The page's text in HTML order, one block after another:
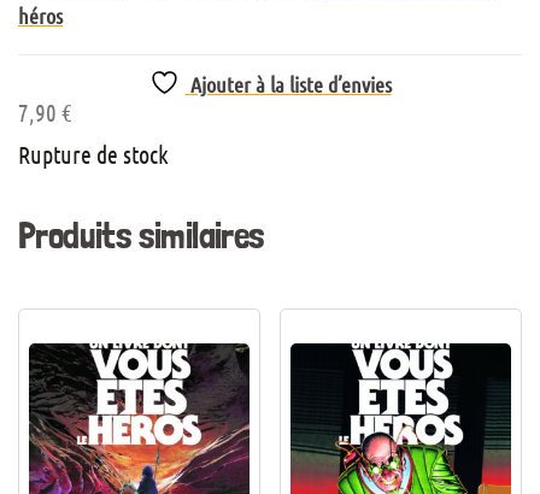
héros
Ajouter à la liste d’envies
7,90 €
Rupture de stock
Produits similaires